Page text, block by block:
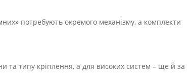
потребують окремого механізму, а комплекти
та типу кріплення, а для високих систем – ще й за